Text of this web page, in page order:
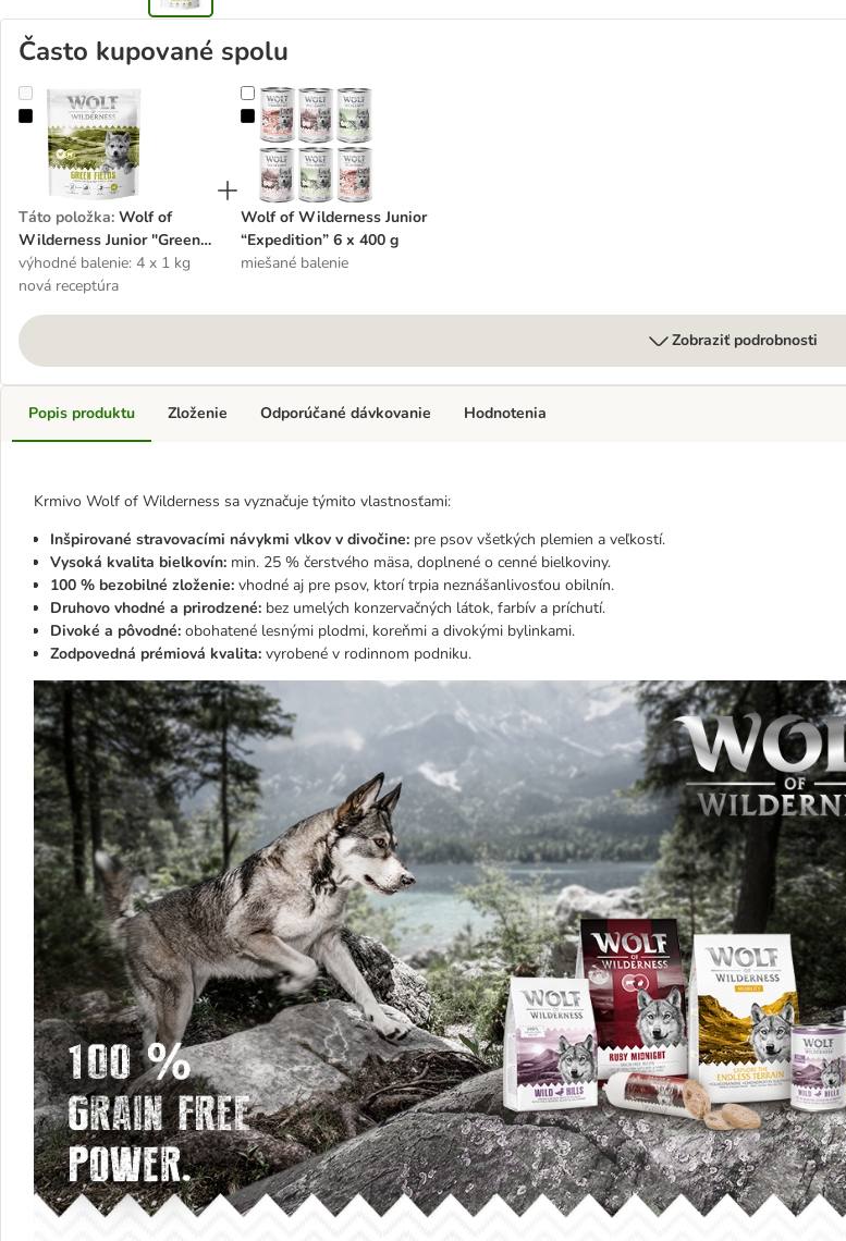
Často kupované spolu
Wolf of Wilderness Junior "Green Fields" jahňacie - bez obilnín
Táto položka: Wolf of
Wilderness Junior "Green
Fields" jahňacie - bez
obilnín
výhodné balenie: 4 x 1 kg
nová receptúra
Wolf of Wilderness Junior “Expedition” 6 x 400 g
Wolf of Wilderness Junior
“Expedition” 6 x 400 g
miešané balenie
Zobraziť podrobnosti
Popis produktu
Krmivo Wolf of Wilderness sa vyznačuje týmito vlastnosťami:
Inšpirované stravovacími návykmi vlkov v divočine: pre psov všetkých plemien a veľkostí.
Vysoká kvalita bielkovín: min. 25 % čerstvého mäsa, doplnené o cenné bielkoviny.
100 % bezobilné zloženie: vhodné aj pre psov, ktorí trpia neznášanlivosťou obilnín.
Druhovo vhodné a prirodzené: bez umelých konzervačných látok, farbív a príchutí.
Divoké a pôvodné: obohatené lesnými plodmi, koreňmi a divokými bylinkami.
Zodpovedná prémiová kvalita: vyrobené v rodinnom podniku.
Zloženie Odporúčané dávkovanie Hodnotenia